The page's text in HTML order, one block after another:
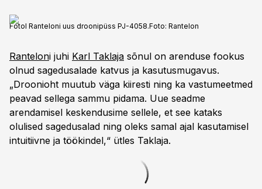
Fotol Ranteloni uus droonipüss PJ-4058.Foto: Rantelon
Ranteloni juhi Karl Taklaja sõnul on arenduse fookus
olnud sagedusalade katvus ja kasutusmugavus.
„Droonioht muutub väga kiiresti ning ka vastumeetmed
peavad sellega sammu pidama. Uue seadme
arendamisel keskendusime sellele, et see kataks
olulised sagedusalad ning oleks samal ajal kasutamisel
intuitiivne ja töökindel,“ ütles Taklaja.